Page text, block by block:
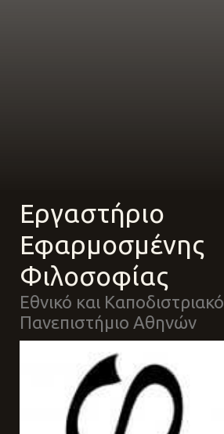
Εργαστήριο
Εφαρμοσμένης
Φιλοσοφίας
Εθνικό και Καποδιστριακό
Πανεπιστήμιο Αθηνών